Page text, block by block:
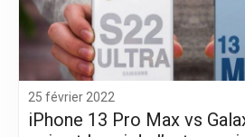
25 février 2022
iPhone 13 Pro Max vs